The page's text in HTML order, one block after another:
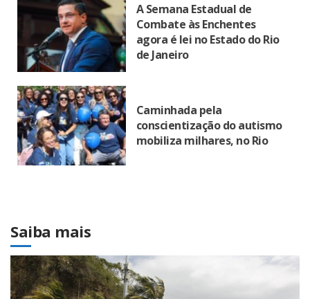
A Semana Estadual de
Combate às Enchentes
agora é lei no Estado do Rio
de Janeiro
Caminhada pela
conscientização do autismo
mobiliza milhares, no Rio
Saiba mais